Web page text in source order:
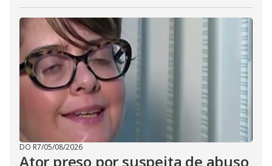
DO R7/05/08/2026
Ator preso por suspeita de abuso